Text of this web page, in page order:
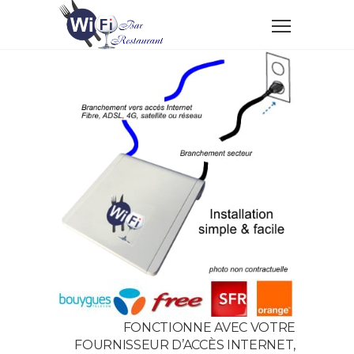
FONCTIONNE AVEC VOTRE
FOURNISSEUR D’ACCÈS INTERNET,